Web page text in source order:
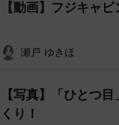
【動画】フジキャ
瀬戸 ゆきほ
【写真】「ひとつ
くり！